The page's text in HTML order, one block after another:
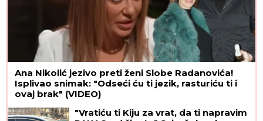
Ana Nikolić jezivo preti ženi Slobe Radanovića!
Isplivao snimak: "Odseći ću ti jezik, rasturiću ti i
ovaj brak" (VIDEO)
"Vratiću ti Kiju za vrat, da ti napravim